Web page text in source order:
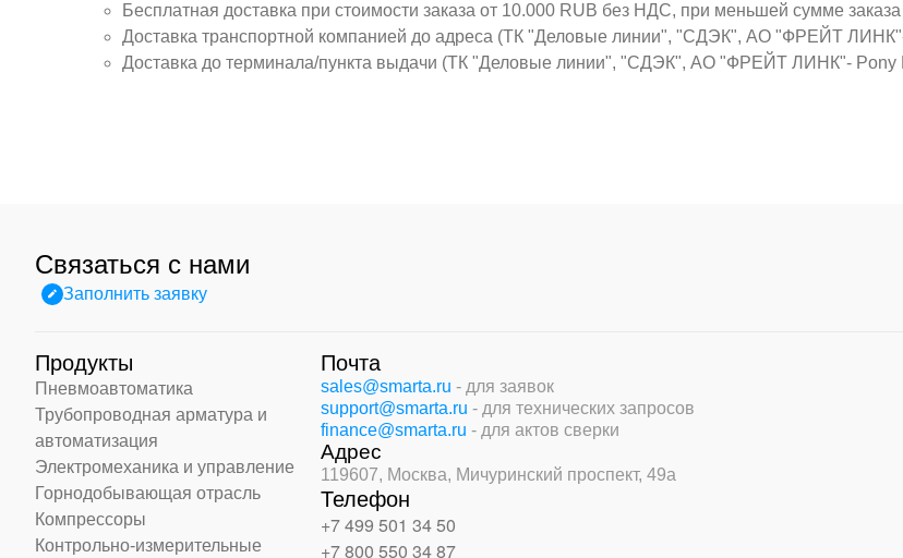
Бесплатная доставка при стоимости заказа от 10.000 RUB без НДС, при меньшей сумме
Доставка транспортной компанией до адреса (ТК "Деловые линии", "СДЭК", АО "ФРЕЙТ
Доставка до терминала/пункта выдачи (ТК "Деловые линии", "СДЭК", АО "ФРЕЙТ ЛИНК"- Pony
Связаться с нами
Заполнить заявку
Продукты
Пневмоавтоматика
Трубопроводная арматура и
автоматизация
Электромеханика и управление
Горнодобывающая отрасль
Компрессоры
Контрольно-измерительные
Почта
sales@smarta.ru - для заявок
support@smarta.ru - для технических запросов
finance@smarta.ru - для актов сверки
Адрес
119607, Москва, Мичуринский проспект, 49а
Телефон
+7 499 501 34 50
+7 800 550 34 87